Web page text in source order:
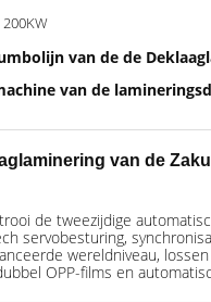
200KW
van de de
van de
van de
de tweezijdige
servobesturing,
wereldniveau,
OPP-films en